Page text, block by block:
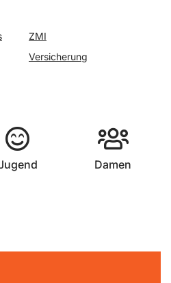
ZMI
Versicherung
Damen